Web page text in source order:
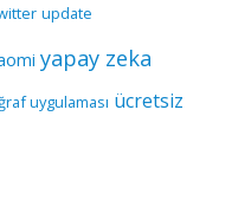
update
yapay zeka
uygulaması ücretsiz